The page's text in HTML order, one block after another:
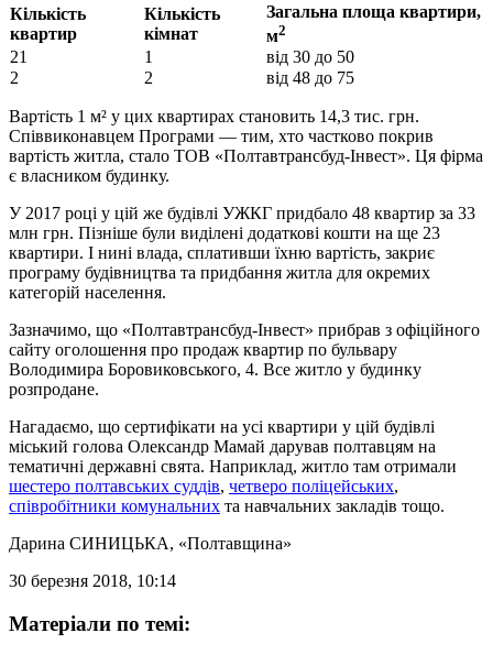
Кількість
квартир
Кількість
кімнат
Загальна площа квартири,
м2
21 1
від 30 до 50
2
2 від 48 до 75
Вартість 1 м² у цих квартирах становить 14,3 тис. грн.
Співвиконавцем Програми — тим, хто частково покрив
вартість житла, стало ТОВ «Полтавтрансбуд-Інвест». Ця фірма
є власником будинку.
У 2017 році у цій же будівлі УЖКГ придбало 48 квартир за 33
млн грн. Пізніше були виділені додаткові кошти на ще 23
квартири. І нині влада, сплативши їхню вартість, закриє
програму будівництва та придбання житла для окремих
категорій населення.
Зазначимо, що «Полтавтрансбуд-Інвест» прибрав з офіційного
сайту оголошення про продаж квартир по бульвару
Володимира Боровиковського, 4. Все житло у будинку
розпродане.
Нагадаємо, що сертифікати на усі квартири у цій будівлі
міський голова Олександр Мамай дарував полтавцям на
тематичні державні свята. Наприклад, житло там отримали
шестеро полтавських суддів, четверо поліцейських,
співробітники комунальних та навчальних закладів тощо.
Дарина СИНИЦЬКА, «Полтавщина»
30 березня 2018, 10:14
Матеріали по темі: